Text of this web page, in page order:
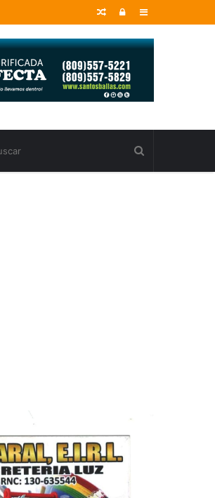
Sidebar
Entrar
Random